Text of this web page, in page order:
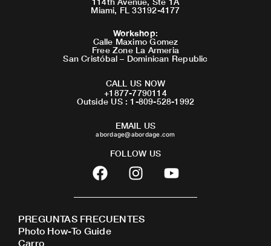
Miami, FL 33192-4177
Workshop:
Calle Maximo Gomez
Free Zone La Armeria
San Cristóbal – Dominican Republic
CALL US NOW
+1877-7790114
Outside US : 1-809-528-1992
EMAIL US
abordage@abordage.com
FOLLOW US
F
a
c
b
o
I
n
s
a
Y
o
u
PREGUNTAS FRECUENTES
Photo How-To Guide
Carro